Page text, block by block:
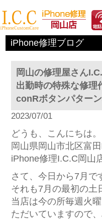
iPhone修理ブログ
岡山の修理屋さん
出勤時の特殊な修理
conRボタンパター
2023/07/01
どうも、こんにちは。
岡山県岡山市北区富
iPhone修理I.C.C岡山
さて、今日から7月で
それも7月の最初の土
当店は今の所毎週火
ただいていますので